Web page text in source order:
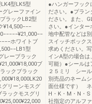
型LK5型
グレーファイン
ラックLB2型
¥14,500−−−
ホワイトブ
型
レーブラック
ブ
ックブラック
グリーンモスグ
ックモスグリ
●ハンガーフッ
ださい。●プラ
ださい。また、
さい。●インター
地中配管などは
スイッチボック
求めください。
インA型の場合
可能）●シールは
２５ミリ シー
別売品のネーム
面仕様です） ネ
H・K・M・N・
社指定のアルフ